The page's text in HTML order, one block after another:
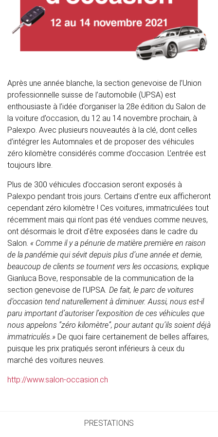
Après une année blanche, la section genevoise de l’Union
professionnelle suisse de l’automobile (UPSA) est
enthousiaste à l’idée d’organiser la 28e édition du Salon de
la voiture d’occasion, du 12 au 14 novembre prochain, à
Palexpo. Avec plusieurs nouveautés à la clé, dont celles
d’intégrer les Automnales et de proposer des véhicules
zéro kilomètre considérés comme d’occasion. L’entrée est
toujours libre.
Plus de 300 véhicules d’occasion seront exposés à
Palexpo pendant trois jours. Certains d’entre eux afficheront
cependant zéro kilomètre ! Ces voitures, immatriculées tout
récemment mais qui n’ont pas été vendues comme neuves,
ont désormais le droit d’être exposées dans le cadre du
Salon. « Comme il y a pénurie de matière première en raison
de la pandémie qui sévit depuis plus d’une année et demie,
beaucoup de clients se tournent vers les occasions, explique
Gianluca Bove, responsable de la communication de la
section genevoise de l’UPSA. De fait, le parc de voitures
d’occasion tend naturellement à diminuer. Aussi, nous est-il
paru important d’autoriser l’exposition de ces véhicules que
nous appelons ”zéro kilomètre”, pour autant qu’ils soient déjà
immatriculés.» De quoi faire certainement de belles affaires,
puisque les prix pratiqués seront inférieurs à ceux du
marché des voitures neuves.
http://www.salon-occasion.ch
PRESTATIONS